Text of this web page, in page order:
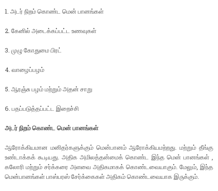
1. அடர் நிறம் கொண்ட மென் பானங்கள்
2. கேனில் அடைக்கப்பட்ட உணவுகள்
3. முழு கோதுமை பிரட்
4. வாழைப்பழம்
5. ஆரஞ்சு பழம் மற்றும் அதன் சாறு
6. பதப்படுத்தப்பட்ட இறைச்சி
அடர் நிறம் கொண்ட மென் பானங்கள்
ஆரோக்கியமான மனிதர்களுக்கும் மென்பானம் ஆரோக்கியமற்றது. மற்றும் தீங்கு
உண்டாக்கக் கூடியது. அதிக அமிலத்தன்மைக் கொண்ட இந்த மென் பானங்கள் ,
கலோரி மற்றும் சர்க்கரை அளவை அதிகமாகக் கொண்டவையாகும். மேலும், இந்த
மென்பானங்கள் பாஸ்பரஸ் சேர்க்கைகள் அதிகம் கொண்டவையாக இருக்கும்.